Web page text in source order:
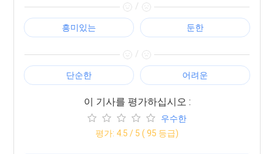
/
흥미있는 둔한
/
단순한 어려운
이 기사를 평가하십시오 :
우수한
평가: 4.5 / 5 (95 등급)